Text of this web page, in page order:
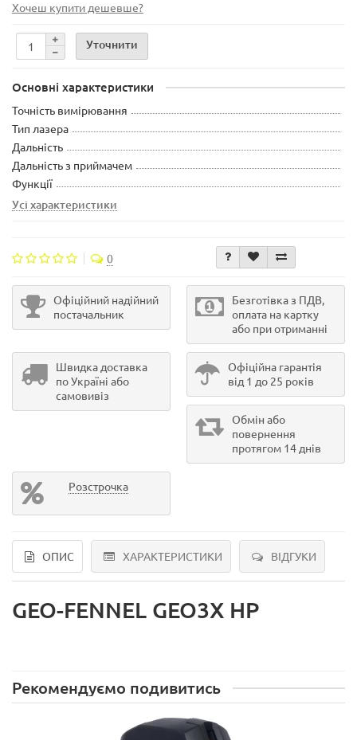
Хочеш купити дешевше?
Уточнити
Основні характеристики
Точність вимірювання
Тип лазера
Дальність
Дальність з приймачем
Функції
Усі характеристики
0
Офіційний надійний
постачальник
Безготівка з ПДВ,
оплата на картку
або при отриманні
Швидка доставка
по Україні або
самовивіз
Офіційна гарантія
від 1 до 25 років
Обмін або
повернення
протягом 14 днів
Розстрочка
ОПИС ХАРАКТЕРИСТИКИ ВІДГУКИ
GEO-FENNEL GEO3X HP
Рекомендуємо подивитись